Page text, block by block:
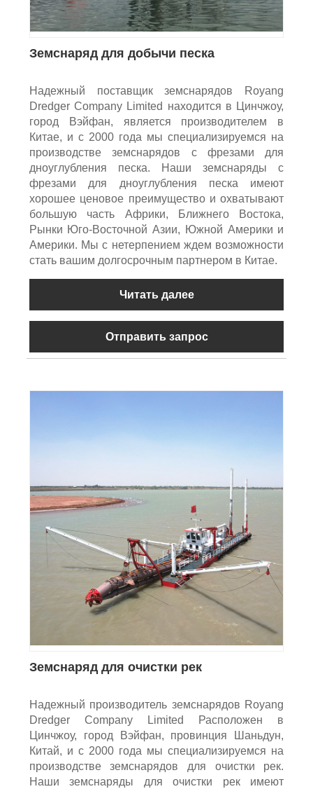
Земснаряд для добычи песка
Надежный поставщик земснарядов Royang
Dredger Company Limited находится в Цинчжоу,
город Вэйфан, является производителем в
Китае, и с 2000 года мы специализируемся на
производстве земснарядов с фрезами для
дноуглубления песка. Наши земснаряды с
фрезами для дноуглубления песка имеют
хорошее ценовое преимущество и охватывают
большую часть Африки, Ближнего Востока,
Рынки Юго-Восточной Азии, Южной Америки и
Америки. Мы с нетерпением ждем возможности
стать вашим долгосрочным партнером в Китае.
Читать далее
Отправить запрос
Земснаряд для очистки рек
Надежный производитель земснарядов Royang
Dredger Company Limited Расположен в
Цинчжоу, город Вэйфан, провинция Шаньдун,
Китай, и с 2000 года мы специализируемся на
производстве земснарядов для очистки рек.
Наши земснаряды для очистки рек имеют